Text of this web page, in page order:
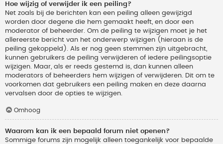
Hoe wijzig of verwijder ik een peiling?
Net zoals bij de berichten kan een peiling alleen gewijzigd
worden door degene die hem gemaakt heeft, en door een
moderator of beheerder. Om de peiling te wijzigen moet je het
allereerste bericht van het onderwerp wijzigen (hieraan is de
peiling gekoppeld). Als er nog geen stemmen zijn uitgebracht,
kunnen gebruikers de peiling verwijderen of iedere peilingsoptie
wijzigen. Maar, als er reeds gestemd is, dan kunnen alleen
moderators of beheerders hem wijzigen of verwijderen. Dit om te
voorkomen dat gebruikers een peiling maken en deze daarna
vervalsen door de opties te wijzigen.
Omhoog
Waarom kan ik een bepaald forum niet openen?
Sommige forums zijn mogelijk alleen toegankelijk voor bepaalde